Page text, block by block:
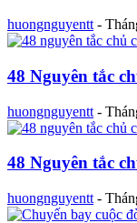
huongnguyentt -
48 Nguyên tắc
huongnguyentt -
48 Nguyên tắc
huongnguyentt -